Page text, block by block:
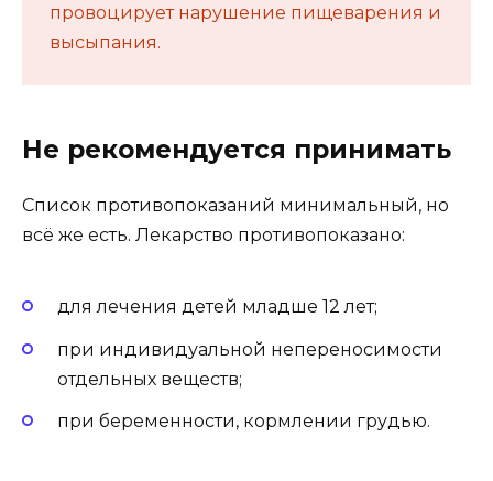
провоцирует нарушение пищеварения и
высыпания.
Не рекомендуется принимать
Список противопоказаний минимальный, но
всё же есть. Лекарство противопоказано:
для лечения детей младше 12 лет;
при индивидуальной непереносимости
отдельных веществ;
при беременности, кормлении грудью.